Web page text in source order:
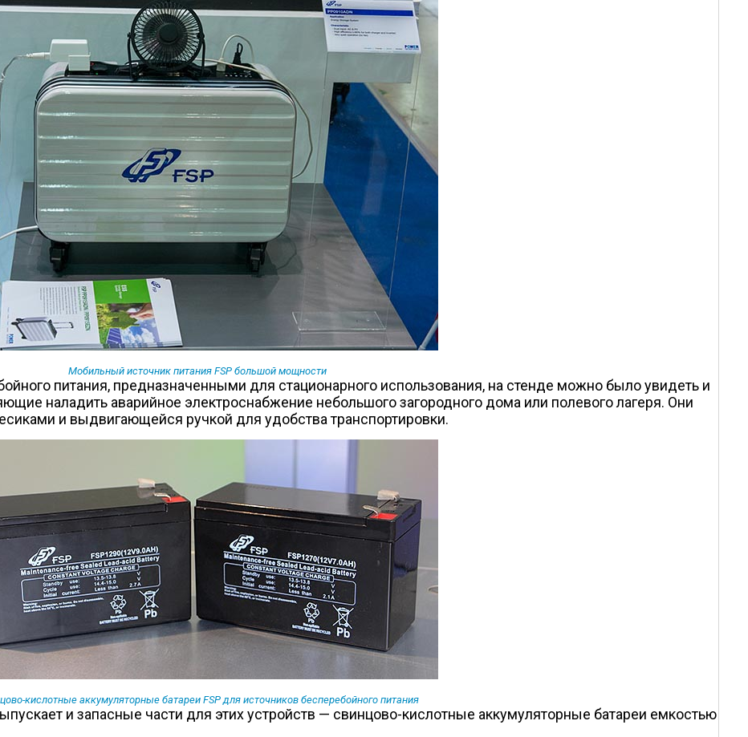
Мобильный источник питания FSP большой мощности
питания, предназначенными для стационарного использования, на стенде можно было увидеть и
наладить аварийное электроснабжение небольшого загородного дома или полевого лагеря. Они
и выдвигающейся ручкой для удобства транспортировки.
кислотные аккумуляторные батареи FSP для источников бесперебойного питания
и запасные части для этих устройств — свинцово-кислотные аккумуляторные батареи емкостью